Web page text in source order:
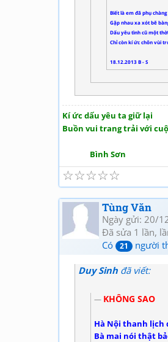
Biết là em đã phụ chàng
Gặp nhau xa xót bẽ
Dấu yêu tình cũ một thời
Chỉ còn kí ức chôn vùi
18.12.2013 B - S
Kí ức dấu yêu ta giữ lại
Buồn vui trang trải với
Bình Sơn
☆
☆
☆
☆
☆
Tùng Văn
Ngày gửi: 20/
Đã sửa 1 lần,
Có
21 người
Duy Sinh đã viết:
KHÔNG SAO
Hà Nội thanh lịch
Bà mai nói thật